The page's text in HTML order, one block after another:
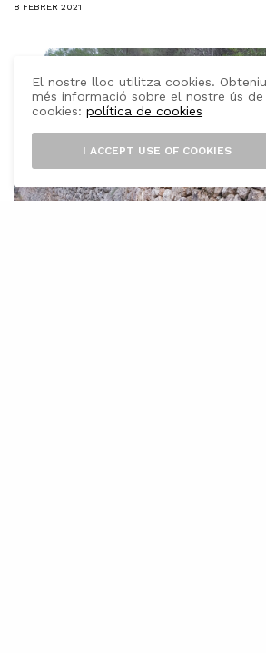
8 FEBRER 2021
El nostre lloc utilitza cookies. Obteniu
més informació sobre el nostre ús de
cookies:política de cookies
I ACCEPT USE OF COOKIES